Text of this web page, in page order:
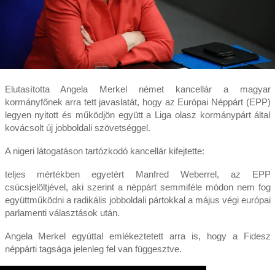
Elutasította Angela Merkel német kancellár a magyar
kormányfőnek arra tett javaslatát, hogy az Európai Néppárt (EPP)
legyen nyitott és működjön együtt a Liga olasz kormánypárt által
kovácsolt új jobboldali szövetséggel.
A nigeri látogatáson tartózkodó kancellár kifejtette:
teljes mértékben egyetért Manfred Weberrel, az EPP
csúcsjelöltjével, aki szerint a néppárt semmiféle módon nem fog
együttműködni a radikális jobboldali pártokkal a május végi európai
parlamenti választások után.
Angela Merkel egyúttal emlékeztetett arra is, hogy a Fidesz
néppárti tagsága jelenleg fel van függesztve.